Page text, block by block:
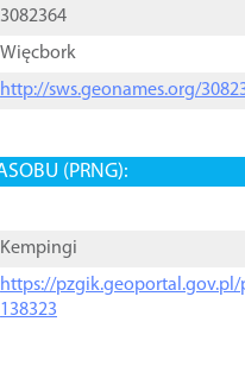
3082364
Więcbork
http://sws.geonames.org/
(PRNG):
Kempingi
https://pzgik.geoportal.gov.pl/
138323